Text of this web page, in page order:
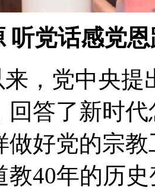
听党话感党
，党中央提
回答了新时
做好党的宗
教40年的历